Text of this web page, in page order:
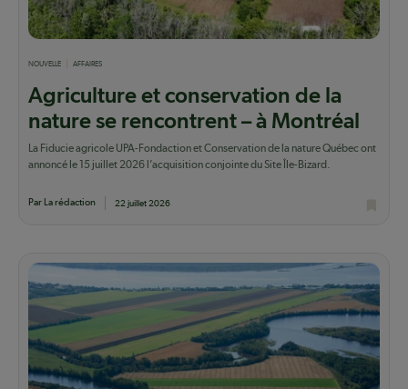
NOUVELLE AFFAIRES
Agriculture et conservation de la
nature se rencontrent – à Montréal
La Fiducie agricole UPA-Fondaction et Conservation de la nature Québec ont
annoncé le 15 juillet 2026 l’acquisition conjointe du Site Île-Bizard.
Par La rédaction 22 juillet 2026